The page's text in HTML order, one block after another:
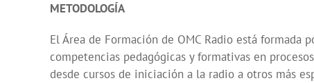
METODOLOGÍA
El Área de Formación de OMC Radio está
competencias pedagógicas y formativas en
desde cursos de iniciación a la radio a otros más